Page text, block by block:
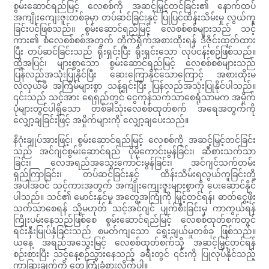
စွမ်းဆောင်ရည်မြင့် လေစစ်ကို အဆင့်မြှင့်တင်ခြင်း၏ နောက်ထပ်
အကျိုးကျေးဇူးတစ်ခုမှာ တပ်ဆင်ခြင်းနှင့် ပြုပြင်ထိန်းသိမ်းမှု လွယ်ကူ
ခြင်းပင်ဖြစ်သည်။ စွမ်းဆောင်ရည်မြင့် လေစစ်စစ်များသည် သင့်
ကား၏ စံလေစစ်စစ်အတွက် တိုက်ရိုက်အစားထိုးရန် ဒီဇိုင်းထုတ်ထား
ပြီး တပ်ဆင်ခြင်းသည် ရိုးရှင်းပြီး ရိုးရှင်းသော လုပ်ငန်းစဉ်ဖြစ်သည်။
ထို့အပြင်၊ များစွာသော စွမ်းဆောင်ရည်မြင့် လေစစ်စစ်များသည်
ပြန်လည်အသုံးပြုနိုင်ပြီး ဆေးကြောနိုင်သောကြောင့် အစားထိုးမ
လဲလှယ်မီ အကြိမ်များစွာ သန့်ရှင်းပြီး ပြန်လည်အသုံးပြုနိုင်ပါသည်။
၎င်းသည် သင့်အား ရေရှည်တွင် ငွေကုန်သက်သာစေရုံသာမက အမှိုက်
ပုံများတွင်ပါရှိသော တစ်ခါသုံးလေစစ်ထုတ်စက် အရေအတွက်ကို
လျှော့ချခြင်းဖြင့် အမှိုက်များကို လျှော့ချပေးသည်။
နိဂုံးချုပ်အားဖြင့်၊ စွမ်းဆောင်ရည်မြင့် လေစစ်ကို အဆင့်မြှင့်တင်ခြင်း
သည် အင်ဂျင်စွမ်းဆောင်ရည် ပိုမိုကောင်းမွန်ခြင်း၊ ဆီစားသက်သာ
ခြင်း၊ လေအရည်အသွေးကောင်းမွန်ခြင်း၊ အင်ဂျင်သက်တမ်း
ရှည်ကြာခြင်း၊ တပ်ဆင်ခြင်းနှင့် ထိန်းသိမ်းရလွယ်ကူခြင်းတို့
အပါအဝင် သင့်ကားအတွက် အကျိုးကျေးဇူးများစွာကို ပေးဆောင်နိုင်
ပါသည်။ သင်၏ မောင်းနှင်မှု အတွေ့အကြုံကို မြှင့်တင်ရန်၊ ဓာတ်ငွေ့ဖိုး
သက်သာစေရန် သို့မဟုတ် သင့်အင်ဂျင် ပျက်စီးခြင်းမှ ကာကွယ်ရန်
ကြိုးပမ်းနေသည်ဖြစ်စေ စွမ်းဆောင်ရည်မြင့် လေစစ်ထုတ်စက်တွင်
ရင်းနှီးမြုပ်နှံခြင်းသည် စမတ်ကျသော ရွေးချယ်မှုတစ်ခု ဖြစ်သည်။
ယနေ့ အရည်အသွေးမြင့် လေစစ်ထုတ်စက်သို့ အဆင့်မြှင့်တင်ရန်
စဉ်းစားပြီး သင့်နေ့စဉ်သွားနေသည့် ခရီးတွင် ၎င်းကို ပြုလုပ်နိုင်သည့်
ကွာခြားချက်ကို တွေ့ကြုံခံစားလိုက်ပါ။